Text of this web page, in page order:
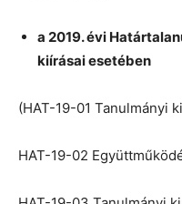
a 2019. évi
kiírásai esetében
(HAT-19-01 Tanulmányi
HAT-19-02